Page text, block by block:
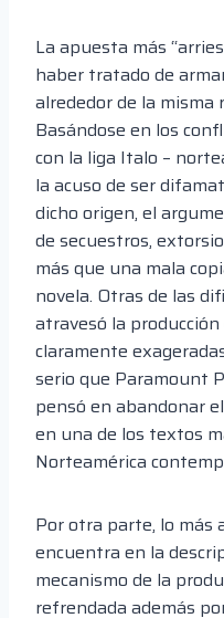
La apuesta más
haber tratado de
alrededor de la misma
Basándose en los
con la liga Italo –
la acuso de ser
dicho origen, el
de secuestros,
más que una mala
novela. Otras de las
atravesó la
claramente
serio que Paramount
pensó en abandonar
en una de los textos
Norteamérica
Por otra parte, lo más
encuentra en la
mecanismo de la
refrendada además